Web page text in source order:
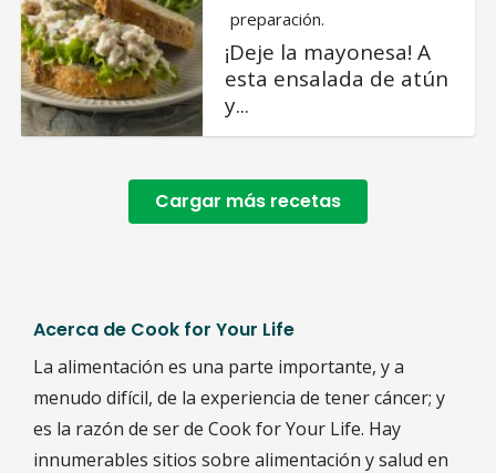
preparación.
¡Deje la mayonesa! A
esta ensalada de atún
y...
Cargar más recetas
Acerca de Cook for Your Life
La alimentación es una parte importante, y a
menudo difícil, de la experiencia de tener cáncer; y
es la razón de ser de Cook for Your Life. Hay
innumerables sitios sobre alimentación y salud en